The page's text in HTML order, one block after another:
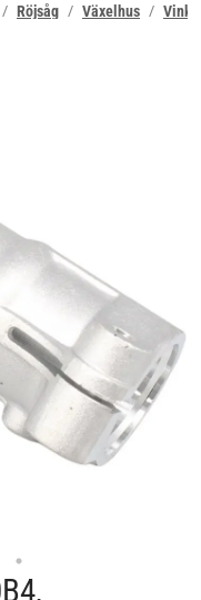
Röjsåg Växelhus